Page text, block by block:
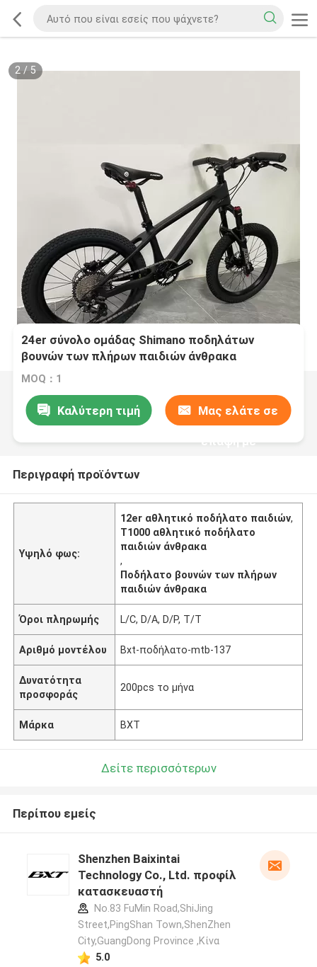
2/ 5
24er σύνολο ομάδας Shimano ποδηλάτων
βουνών των πλήρων παιδιών άνθρακα
αθλητικών ποδηλάτων παιδιών
MOQ：1
Καλύτερη τιμή Μας ελάτε σε
επαφή με
Περιγραφή προϊόντων
Υψηλό φως:
12er αθλητικό ποδήλατο παιδιών,
T1000 αθλητικό ποδήλατο
παιδιών άνθρακα
,
Ποδήλατο βουνών των πλήρων
παιδιών άνθρακα
Όροι πληρωμής L/C, D/A, D/P, T/T
Αριθμό μοντέλου Bxt-ποδήλατο-mtb-137
Δυνατότητα
προσφοράς
200pcs το μήνα
Μάρκα BXT
Δείτε περισσότερων
Περίπου εμείς
Shenzhen Baixintai
Technology Co., Ltd. προφίλ
κατασκευαστή
No.83 FuMin Road,ShiJing
Street,PingShan Town,ShenZhen
City,GuangDong Province ,Κίνα
5.0